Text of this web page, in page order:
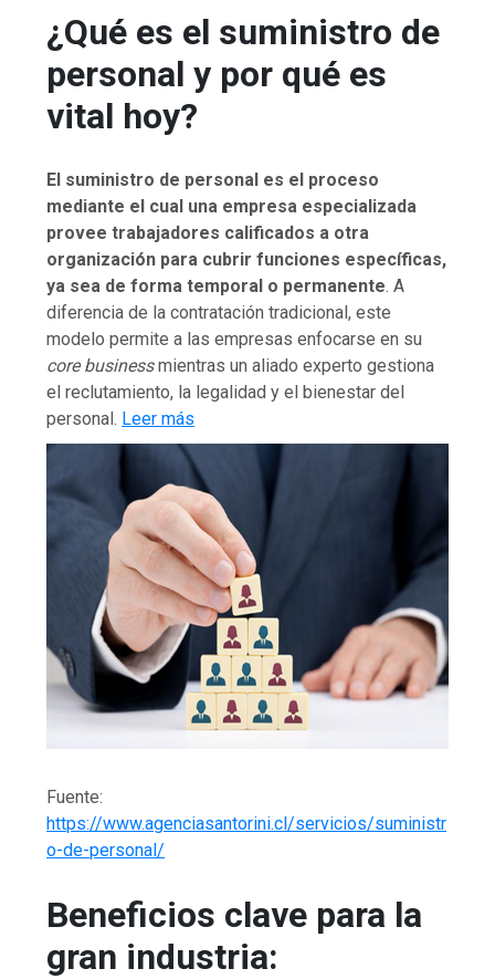
¿Qué es el suministro de
personal y por qué es
vital hoy?
El suministro de personal es el proceso
mediante el cual una empresa especializada
provee trabajadores calificados a otra
organización para cubrir funciones específicas,
ya sea de forma temporal o permanente. A
diferencia de la contratación tradicional, este
modelo permite a las empresas enfocarse en su
core businessmientras un aliado experto gestiona
el reclutamiento, la legalidad y el bienestar del
personal. Leer más
Fuente:
https://www.agenciasantorini.cl/servicios/suministr
o-de-personal/
Beneficios clave para la
gran industria: